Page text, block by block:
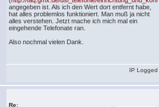
angegeben ist. Als ich den Wert dort entfernt habe,
hat alles problemlos funktioniert. Man muß ja nicht
alles verstehen. Jetzt mache ich mich mal ein
eingehende Telefonate ran.
Also nochmal vielen Dank.
IP Logged
Re: